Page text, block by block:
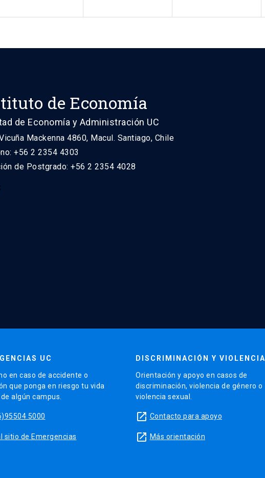
de Economía
de Economía y Administración UC
Mackenna 4860, Macul. Santiago, Chile
+56 2 2354 4303
de Postgrado: +56 2 2354 4028
UC
en caso de accidente o
que ponga en riesgo tu vida
algún campus.
5000
sitio de Emergencias
DISCRIMINACIÓN Y VIOLENCIA
Orientación y apoyo en casos de
discriminación, violencia de género o
violencia sexual.
launch Contacto para apoyo
launch Más orientación